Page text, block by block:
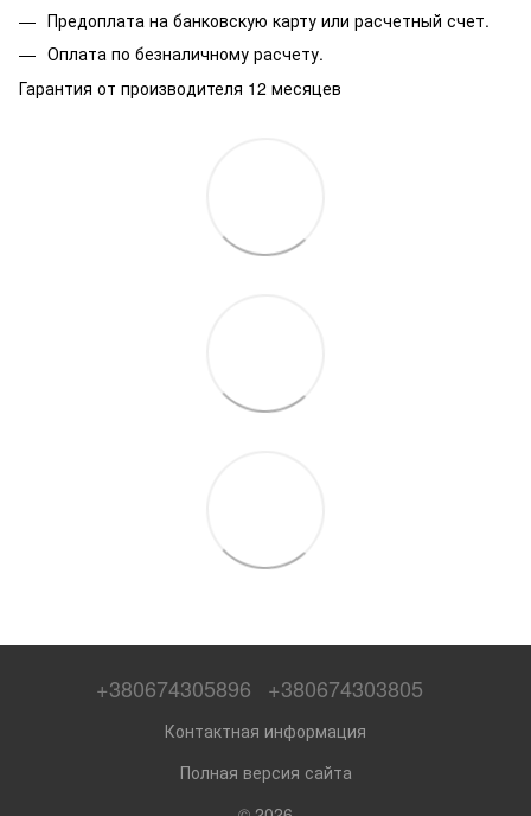
Предоплата на банковскую карту или расчетный счет.
Оплата по безналичному расчету.
Гарантия от производителя 12 месяцев
+380674305896 +380674303805
Контактная информация
Полная версия сайта